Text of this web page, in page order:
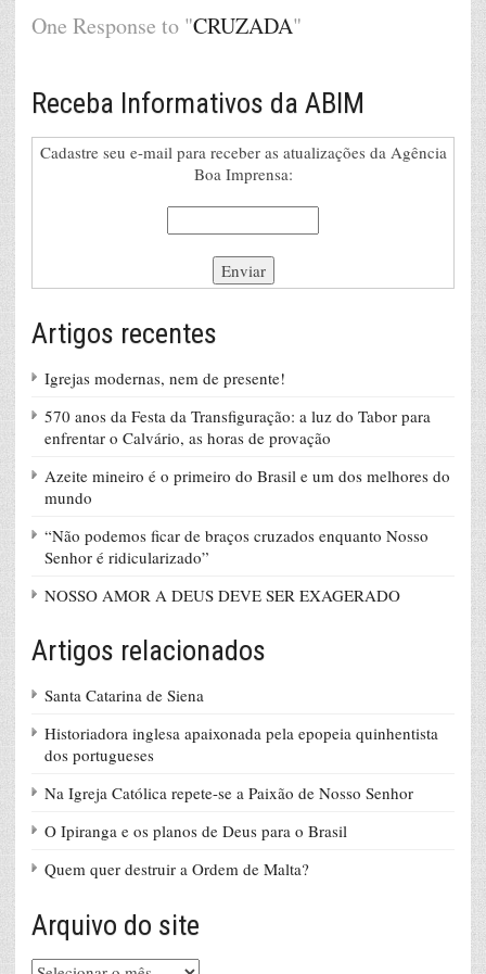
One Response to "CRUZADA"
Receba Informativos da ABIM
Cadastre seu e-mail para receber as atualizações da Agência
Boa Imprensa:
Artigos recentes
Igrejas modernas, nem de presente!
570 anos da Festa da Transfiguração: a luz do Tabor para
enfrentar o Calvário, as horas de provação
Azeite mineiro é o primeiro do Brasil e um dos melhores do
mundo
“Não podemos ficar de braços cruzados enquanto Nosso
Senhor é ridicularizado”
NOSSO AMOR A DEUS DEVE SER EXAGERADO
Artigos relacionados
Santa Catarina de Siena
Historiadora inglesa apaixonada pela epopeia quinhentista
dos portugueses
Na Igreja Católica repete-se a Paixão de Nosso Senhor
O Ipiranga e os planos de Deus para o Brasil
Quem quer destruir a Ordem de Malta?
Arquivo do site
Arquivo